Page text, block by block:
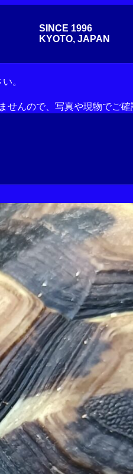
SINCE 1996
KYOTO, JAPAN
。
んので、写真や現物でご確